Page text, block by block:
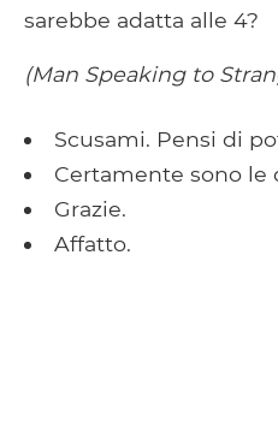
sarebbe adatta alle 4?
(Man Speaking to
Scusami. Pensi di
Certamente sono le
Grazie.
Affatto.